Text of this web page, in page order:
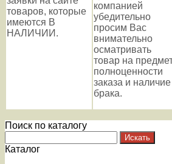
товаров, которые
имеются В
НАЛИЧИИ.
компанией
убедительно
просим Вас
внимательно
осматривать
товар на
полноценности
заказа и наличие
брака.
Поиск по каталогу
Каталог